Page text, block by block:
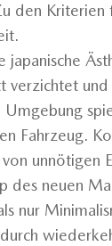
den
Fahrzeug.
unnötigen
des neuen
nur